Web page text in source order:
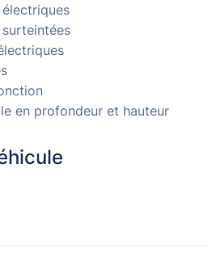
en profondeur et hauteur